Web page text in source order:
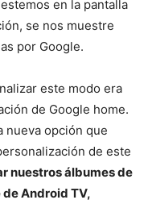
en la pantalla
se nos muestre
por Google.
este modo era
de Google home.
nueva opción que
de este
nuestros álbumes de
Android TV,